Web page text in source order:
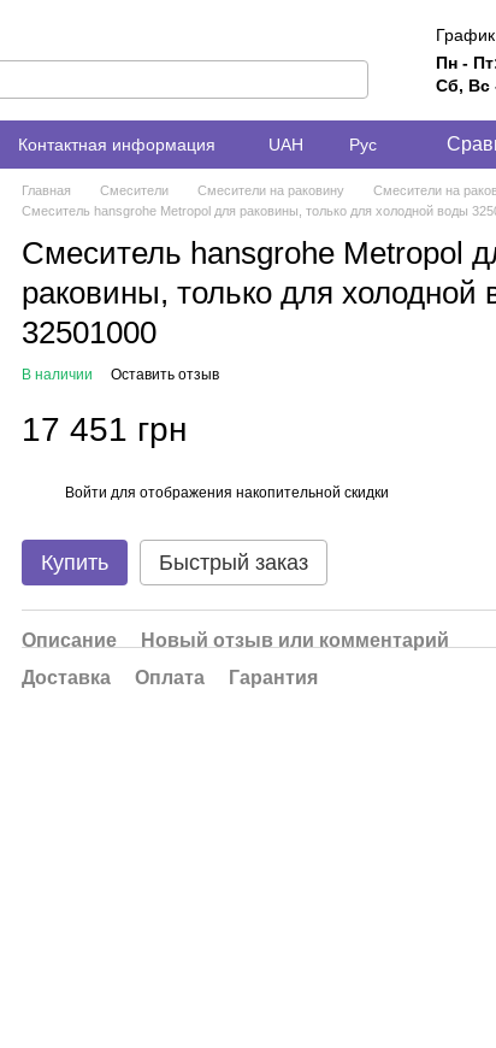
Пн -
Сб, Вс
Контактная информация UAH Рус
Главная Смесители Смесители на раковину
Смесители на
Смеситель hansgrohe Metropol для раковины, только для холодной воды
Смеситель hansgrohe Metropol
раковины, только для холодной
32501000
В наличии Оставить отзыв
17 451 грн
Войти для отображения накопительной скидки
Купить Быстрый заказ
Описание
Новый отзыв или комментарий
Доставка
Оплата Гарантия